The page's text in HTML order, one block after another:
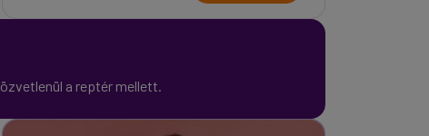
a reptér mellett.